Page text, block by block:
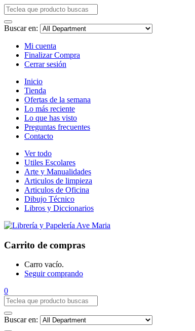
Buscar en:
Mi cuenta
Finalizar Compra
Cerrar sesión
Inicio
Tienda
Ofertas de la semana
Lo más reciente
Lo que has visto
Preguntas frecuentes
Contacto
Ver todo
Utiles Escolares
Arte y Manualidades
Articulos de limpieza
Articulos de Oficina
Dibujo Técnico
Libros y Diccionarios
Carrito de compras
Carro vacío.
Seguir comprando
0
Buscar en: